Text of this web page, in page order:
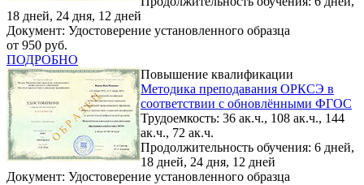
18 дней, 24 дня, 12 дней
Документ: Удостоверение установленного образца
от 950 руб.
ПОДРОБНО
Повышение квалификации
Методика преподавания ОРКСЭ в
соответствии с обновлёнными ФГОС
Трудоемкость: 36 ак.ч., 108 ак.ч., 144
ак.ч., 72 ак.ч.
Продолжительность обучения: 6 дней,
18 дней, 24 дня, 12 дней
Документ: Удостоверение установленного образца